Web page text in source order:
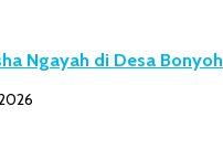
Ngayah di Desa Bonyoh